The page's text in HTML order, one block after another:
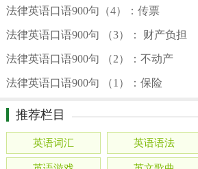
法律英语口语900句（4）：传票
法律英语口语900句 （3）： 财产负担
法律英语口语900句 （2）：不动产
法律英语口语900句 （1）：保险
推荐栏目
英语词汇 英语语法